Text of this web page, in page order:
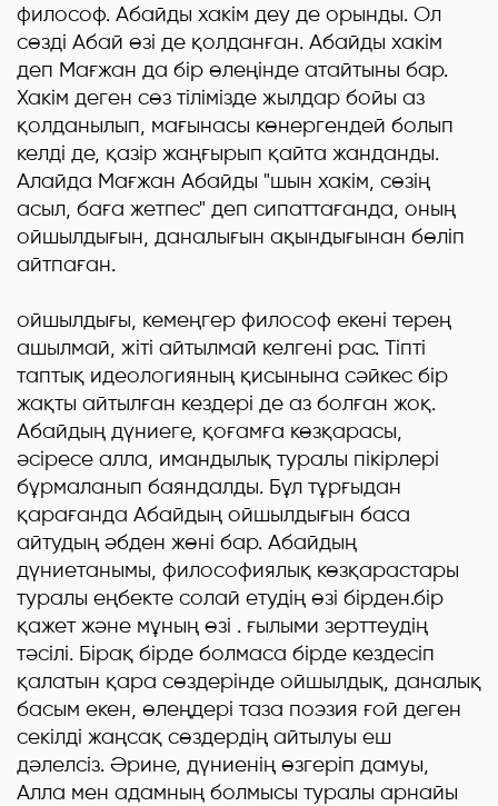
философ. Абайды хакім деу де орынды. Ол
сөзді Абай өзі де қолданған. Абайды хакім
деп Мағжан да бір өлеңінде атайтыны бар.
Хакім деген сөз тілімізде жылдар бойы аз
қолданылып, мағынасы көнергендей болып
келді де, қазір жаңғырып қайта жанданды.
Алайда Мағжан Абайды "шын хакім, сөзің
асыл, баға жетпес" деп сипаттағанда, оның
ойшылдығын, даналығын ақындығынан бөліп
айтпаған.
ойшылдығы, кемеңгер философ екені терең
ашылмай, жіті айтылмай келгені рас. Тіпті
таптық идеологияның қисынына сәйкес бір
жақты айтылған кездері де аз болған жоқ.
Абайдың дүниеге, қоғамға көзқарасы,
әсіресе алла, имандылық туралы пікірлері
бұрмаланып баяндалды. Бұл тұрғыдан
қарағанда Абайдың ойшылдығын баса
айтудың әбден жөні бар. Абайдың
дүниетанымы, философиялық көзқарастары
туралы еңбекте солай етудің өзі бірден.бір
қажет және мұның өзі . ғылыми зерттеудің
тәсілі. Бірақ бірде болмаса бірде кездесіп
қалатын қара сөздерінде ойшылдық, даналық
басым екен, өлеңдері таза поэзия ғой деген
секілді жаңсақ сөздердің айтылуы еш
дәлелсіз. Әрине, дүниенің өзгеріп дамуы,
Алла мен адамның болмысы туралы арнайы